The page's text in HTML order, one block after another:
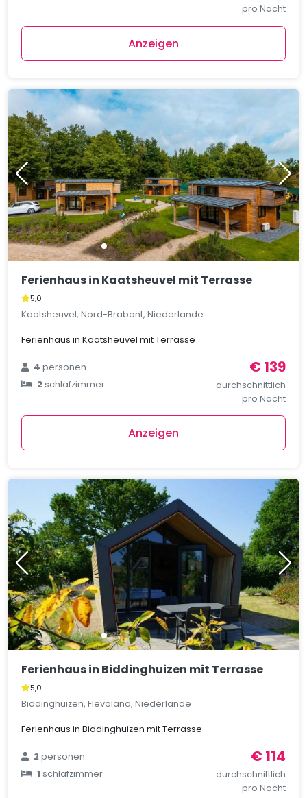
pro Nacht
Anzeigen
Ferienhaus in Kaatsheuvel mit Terrasse
5,0
Kaatsheuvel, Nord-Brabant, Niederlande
Ferienhaus in Kaatsheuvel mit Terrasse
4personen
2schlafzimmer
€ 139
durchschnittlich
pro Nacht
Anzeigen
Ferienhaus in Biddinghuizen mit Terrasse
5,0
Biddinghuizen, Flevoland, Niederlande
Ferienhaus in Biddinghuizen mit Terrasse
2personen
1schlafzimmer
€ 114
durchschnittlich
pro Nacht